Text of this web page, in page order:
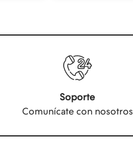
Soporte
Comunícate con nosotros